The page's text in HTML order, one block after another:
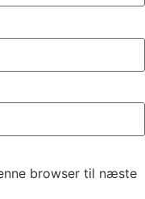
browser til næste